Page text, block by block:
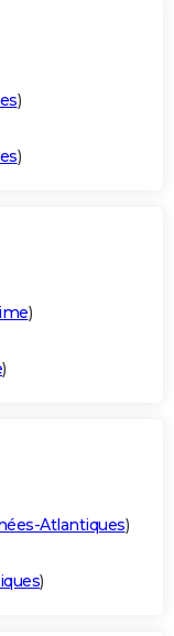
)
)
)
)
Atlantiques)
)